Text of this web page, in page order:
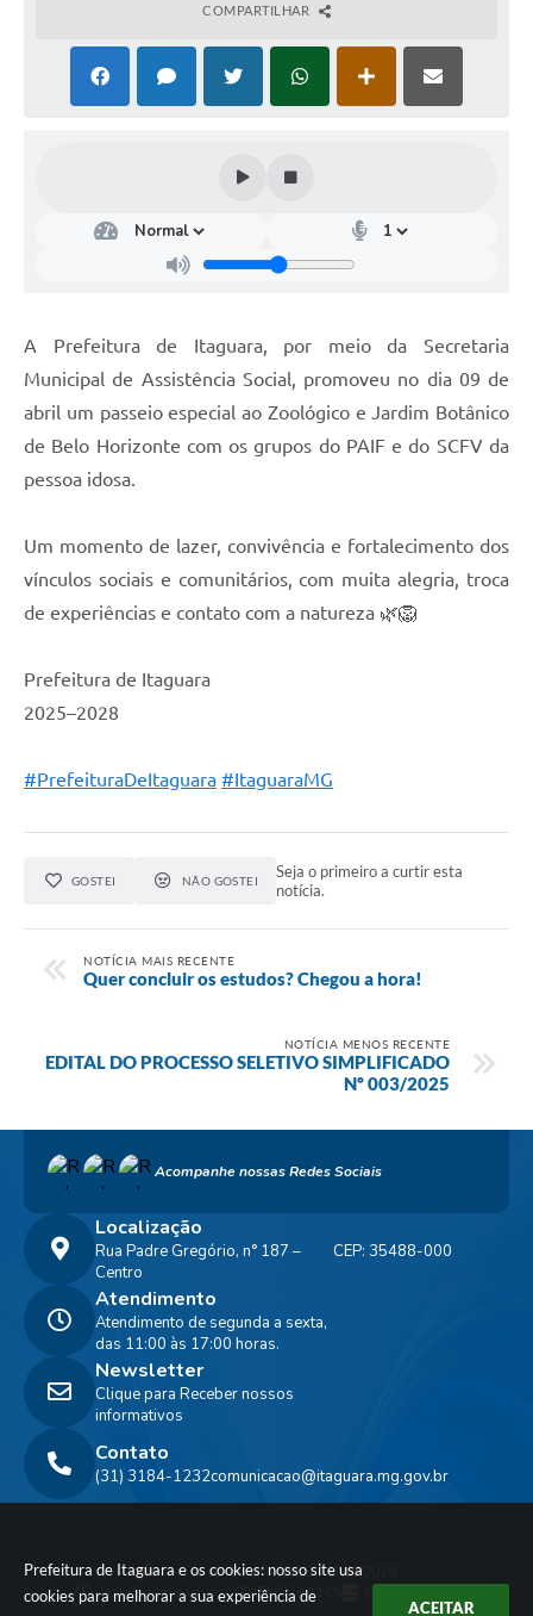
Prefeitura de Itaguara e os cookies: nosso site usa
cookies para melhorar a sua experiência de
ACEITAR
COMPARTILHAR
A Prefeitura de Itaguara, por meio da Secretaria
Municipal de Assistência Social, promoveu no dia 09 de
abril um passeio especial ao Zoológico e Jardim Botânico
de Belo Horizonte com os grupos do PAIF e do SCFV da
pessoa idosa.
Um momento de lazer, convivência e fortalecimento dos
vínculos sociais e comunitários, com muita alegria, troca
de experiências e contato com a natureza 🌿🦁
Prefeitura de Itaguara
2025–2028
#PrefeituraDeItaguara #ItaguaraMG
GOSTEI NÃO GOSTEI
Seja o primeiro a curtir esta
notícia.
NOTÍCIA MAIS RECENTE
Quer concluir os estudos? Chegou a hora!
NOTÍCIA MENOS RECENTE
EDITAL DO PROCESSO SELETIVO SIMPLIFICADO
Nº 003/2025
Acompanhe nossas Redes Sociais
Localização
Rua Padre Gregório, n° 187 –
Centro
CEP: 35488-000
Contato
(31) 3184-1232comunicacao@itaguara.mg.gov.br
Atendimento
Atendimento de segunda a sexta,
das 11:00 às 17:00 horas.
Newsletter
Clique para Receber nossos
informativos
Versão do Sistema:3.5.3 - 19/06/2026
Portal atualizado em:06/08/2026 11:06 Dados Abertos